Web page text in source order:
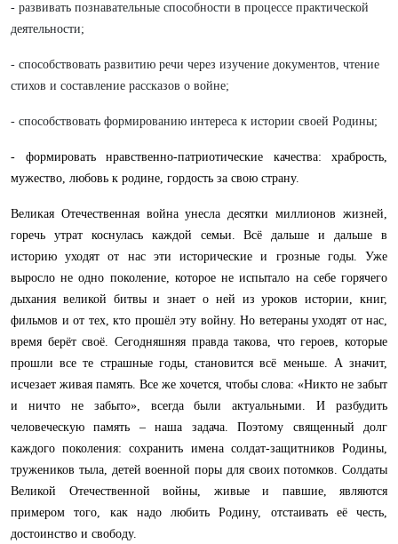
- развивать познавательные способности в процессе практической
деятельности;
- способствовать развитию речи через изучение документов, чтение
стихов и составление рассказов о войне;
- способствовать формированию интереса к истории своей Родины;
- формировать нравственно-патриотические качества: храбрость,
мужество, любовь к родине, гордость за свою страну.
Великая Отечественная война унесла десятки миллионов жизней,
горечь утрат коснулась каждой семьи. Всё дальше и дальше в
историю уходят от нас эти исторические и грозные годы. Уже
выросло не одно поколение, которое не испытало на себе горячего
дыхания великой битвы и знает о ней из уроков истории, книг,
фильмов и от тех, кто прошёл эту войну. Но ветераны уходят от нас,
время берёт своё. Сегодняшняя правда такова, что героев, которые
прошли все те страшные годы, становится всё меньше. А значит,
исчезает живая память. Все же хочется, чтобы слова: «Никто не забыт
и ничто не забыто», всегда были актуальными. И разбудить
человеческую память – наша задача. Поэтому священный долг
каждого поколения: сохранить имена солдат-защитников Родины,
тружеников тыла, детей военной поры для своих потомков. Солдаты
Великой Отечественной войны, живые и павшие, являются
примером того, как надо любить Родину, отстаивать её честь,
достоинство и свободу.